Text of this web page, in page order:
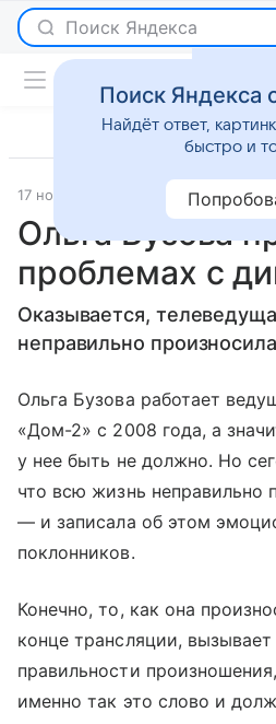
Поиск Яндекса
17 ноября 2015 Светская жизнь
Ольга Бузова
проблемах с
Оказывается,
неправильно
Ольга Бузова работает
«Дом-2» с 2008 года, а
у нее быть не должно. Но
что всю жизнь неправильно
— и записала об этом
поклонников.
Конечно, то, как она
конце трансляции,
правильности
именно так это слово и
Поиск Яндекса
Найдёт ответ,
быстро и